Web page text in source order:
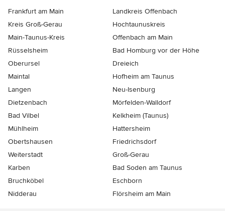
Frankfurt am Main
Landkreis Offenbach
Kreis Groß-Gerau
Hochtaunuskreis
Main-Taunus-Kreis
Offenbach am Main
Rüsselsheim
Bad Homburg vor der Höhe
Oberursel
Dreieich
Maintal
Hofheim am Taunus
Langen
Neu-Isenburg
Dietzenbach
Mörfelden-Walldorf
Bad Vilbel
Kelkheim (Taunus)
Mühlheim
Hattersheim
Obertshausen
Friedrichsdorf
Weiterstadt
Groß-Gerau
Karben
Bad Soden am Taunus
Bruchköbel
Eschborn
Nidderau
Flörsheim am Main